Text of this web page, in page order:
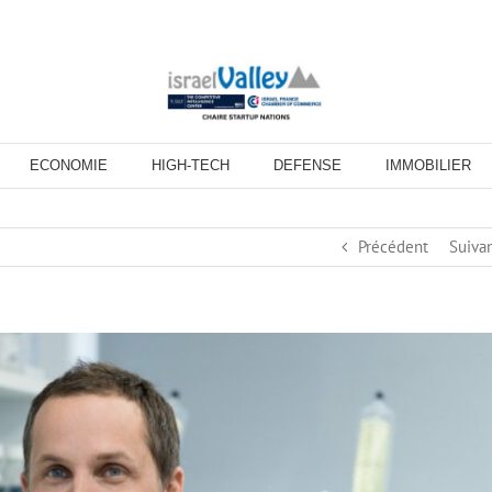
ECONOMIE HIGH-TECH DEFENSE IMMOBILIER
Précédent